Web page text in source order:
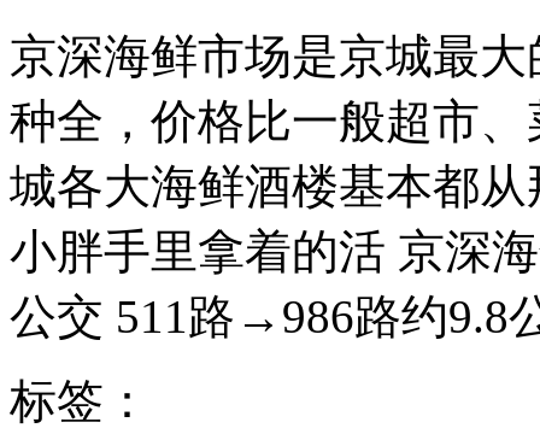
京深海鲜市场是京城最
种全，价格比一般超市
城各大海鲜酒楼基本都
小胖手里拿着的活 京深
公交 511路→986路约9.8
标签：